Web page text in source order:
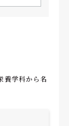
学科から名